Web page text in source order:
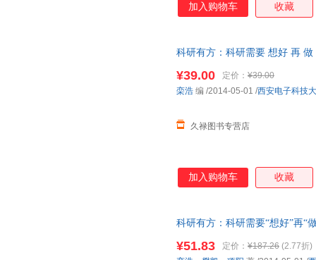
一些独特经验和技巧。通过阅
年级大学生、硕士和博士研究
加入购物车 收藏
科研有方：科研需要 想好 再
¥39.00 定价： ¥39.00
久禄图书专营店
栾浩 编 /2014-05-01 /西安电子科技
加入购物车 收藏
科研有方：科研需要“想好”再“
¥51.83 定价： ¥187.26 (2.77折)